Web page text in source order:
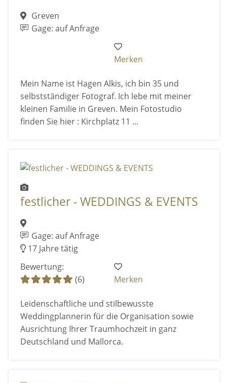
Greven
Gage: auf Anfrage
Merken
Mein Name ist Hagen Alkis, ich bin 35 und
selbstständiger Fotograf. Ich lebe mit meiner
kleinen Familie in Greven. Mein Fotostudio
finden Sie hier : Kirchplatz 11 ...
festlicher - WEDDINGS & EVENTS
Gage: auf Anfrage
17 Jahre tätig
Bewertung:
(6)
Merken
Leidenschaftliche und stilbewusste
Weddingplannerin für die Organisation sowie
Ausrichtung Ihrer Traumhochzeit in ganz
Deutschland und Mallorca.